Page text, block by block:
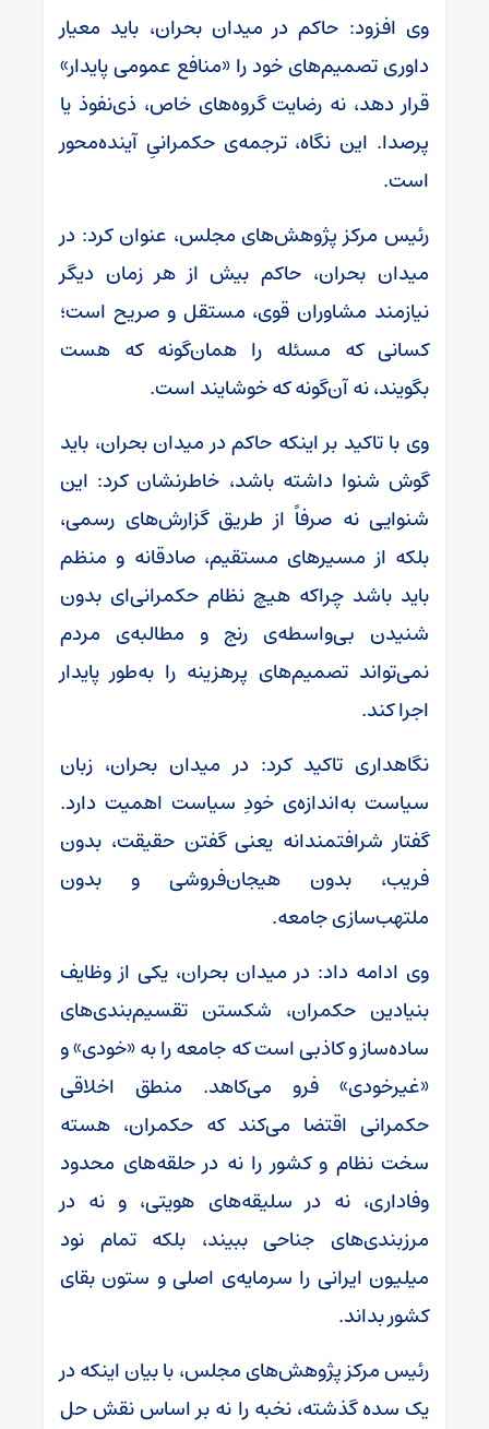
وی افزود: حاکم در میدان بحران، باید معیار
داوری تصمیم‌های خود را «منافع عمومی پایدار»
قرار دهد، نه رضایت گروه‌های خاص، ذی‌نفوذ یا
پرصدا. این نگاه، ترجمه‌ی حکمرانیِ آینده‌محور
است.
رئیس مرکز پژوهش‌های مجلس، عنوان کرد: در
میدان بحران، حاکم بیش از هر زمان دیگر
نیازمند مشاوران قوی، مستقل و صریح است؛
کسانی که مسئله را همان‌گونه که هست
بگویند، نه آن‌گونه که خوشایند است.
وی با تاکید بر اینکه حاکم در میدان بحران، باید
گوش شنوا داشته باشد، خاطرنشان کرد: این
شنوایی نه صرفاً از طریق گزارش‌های رسمی،
بلکه از مسیرهای مستقیم، صادقانه و منظم
باید باشد چراکه هیچ نظام حکمرانی‌ای بدون
شنیدن بی‌واسطه‌ی رنج و مطالبه‌ی مردم
نمی‌تواند تصمیم‌های پرهزینه را به‌طور پایدار
اجرا کند.
نگاهداری تاکید کرد: در میدان بحران، زبان
سیاست به‌اندازه‌ی خودِ سیاست اهمیت دارد.
گفتار شرافتمندانه یعنی گفتن حقیقت، بدون
فریب، بدون هیجان‌فروشی و بدون
ملتهب‌سازی جامعه.
وی ادامه داد: در میدان بحران، یکی از وظایف
بنیادین حکمران، شکستن تقسیم‌بندی‌های
ساده‌ساز و کاذبی است که جامعه را به «خودی» و
«غیرخودی» فرو می‌کاهد. منطق اخلاقی
حکمرانی اقتضا می‌کند که حکمران، هسته‌
سخت نظام و کشور را نه در حلقه‌های محدود
وفاداری، نه در سلیقه‌های هویتی، و نه در
مرزبندی‌های جناحی ببیند، بلکه تمام نود
میلیون ایرانی را سرمایه‌ی اصلی و ستون بقای
کشور بداند.
رئیس مرکز پژوهش‌های مجلس، با بیان اینکه در
یک سده‌ گذشته، نخبه را نه بر اساس نقش حل